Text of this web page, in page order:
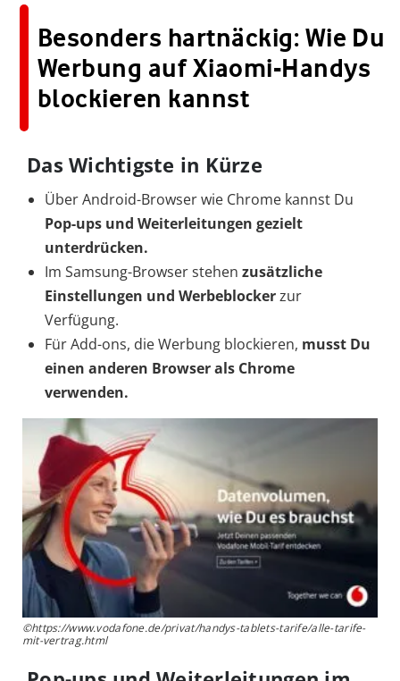
Besonders hartnäckig: Wie Du
Werbung auf Xiaomi-Handys
blockieren kannst
Das Wichtigste in Kürze
Über Android-Browser wie Chrome kannst Du
Pop-ups und Weiterleitungen gezielt
unterdrücken.
Im Samsung-Browser stehen zusätzliche
Einstellungen und Werbeblockerzur
Verfügung.
Für Add-ons, die Werbung blockieren, musst Du
einen anderen Browser als Chrome
verwenden.
©https://www.vodafone.de/privat/handys-tablets-tarife/alle-tarife-
mit-vertrag.html